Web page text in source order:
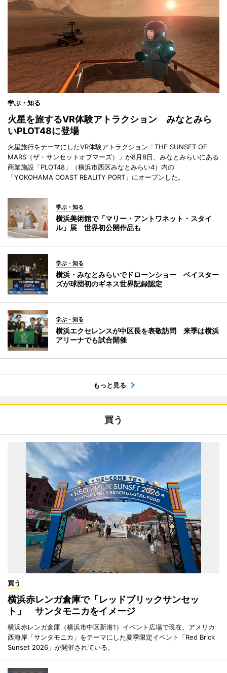
学ぶ・知る
火星を旅するVR体験アトラクション みなとみら
いPLOT48に登場
火星旅行をテーマにしたVR体験アトラクション「THE SUNSET OF
MARS（ザ・サンセットオブマーズ）」が8月8日、みなとみらいにある
商業施設「PLOT48」（横浜市西区みなとみらい4）内の
「YOKOHAMA COAST REALITY PORT」にオープンした。
学ぶ・知る
横浜美術館で「マリー・アントワネット・スタイ
ル」展 世界初公開作品も
学ぶ・知る
横浜・みなとみらいでドローンショー ベイスター
ズが球団初のギネス世界記録認定
学ぶ・知る
横浜エクセレンスが中区長を表敬訪問 来季は横浜
アリーナでも試合開催
もっと見る
買う
買う
横浜赤レンガ倉庫で「レッドブリックサンセッ
ト」 サンタモニカをイメージ
横浜赤レンガ倉庫（横浜市中区新港1）イベント広場で現在、アメリカ
西海岸「サンタモニカ」をテーマにした夏季限定イベント「Red Brick
Sunset 2026」が開催されている。